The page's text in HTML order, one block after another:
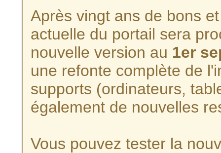
Après vingt ans de bons
actuelle du portail sera
nouvelle version au 1er
une refonte complète de
supports (ordinateurs,
également de nouvelles
Vous pouvez tester la